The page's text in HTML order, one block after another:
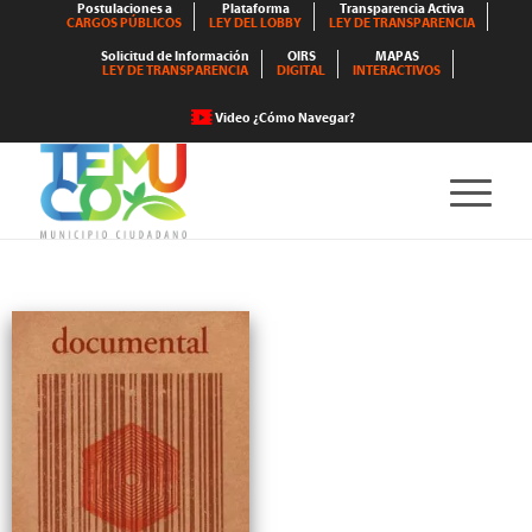
Postulaciones a
CARGOS PÚBLICOS
Plataforma
LEY DEL LOBBY
Transparencia Activa
LEY DE TRANSPARENCIA
Solicitud de Información
LEY DE TRANSPARENCIA
OIRS
DIGITAL
MAPAS
INTERACTIVOS
Video ¿Cómo Navegar?